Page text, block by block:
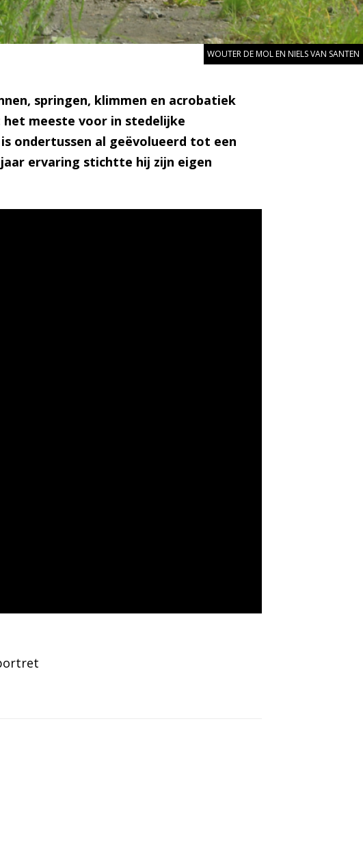
WOUTER DE MOL EN NIELS VAN SANTEN
springen, klimmen en acrobatiek
meeste voor in stedelijke
ondertussen al geëvolueerd tot een
ervaring stichtte hij zijn eigen